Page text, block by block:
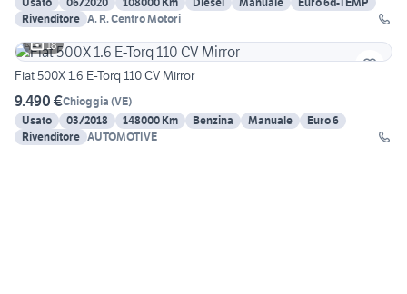
Rivenditore A. R. Centro Motori
18
Fiat 500X 1.6 E-Torq 110 CV Mirror
9.490 €Chioggia (VE)
Usato
03/2018 148000 Km Benzina Manuale
Euro 6
Rivenditore AUTOMOTIVE